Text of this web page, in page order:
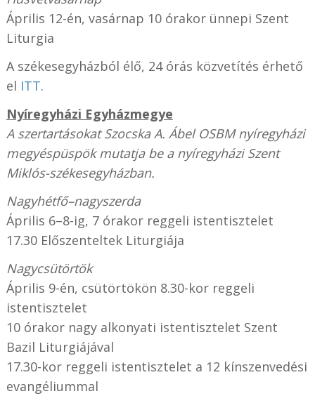
Április 12-én, vasárnap 10 órakor ünnepi Szent
Liturgia
A székesegyházból élő, 24 órás közvetítés érhető
el ITT.
Nyíregyházi Egyházmegye
A szertartásokat Szocska A. Ábel OSBM nyíregyházi
megyéspüspök mutatja be a nyíregyházi Szent
Miklós-székesegyházban.
Nagyhétfő–nagyszerda
Április 6–8-ig, 7 órakor reggeli istentisztelet
17.30 Előszenteltek Liturgiája
Nagycsütörtök
Április 9-én, csütörtökön 8.30-kor reggeli
istentisztelet
10 órakor nagy alkonyati istentisztelet Szent
Bazil Liturgiájával
17.30-kor reggeli istentisztelet a 12 kínszenvedési
evangéliummal